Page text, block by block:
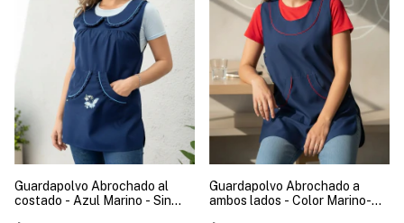
Guardapolvo Abrochado al
costado - Azul Marino - Sin
Guardapolvo Abrochado a
ambos lados - Color Marino-